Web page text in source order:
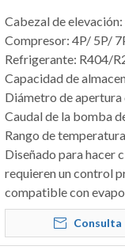
Cabezal de elevación:
Compresor: 4P/ 5P/
Refrigerante: R404/
Capacidad de
Diámetro de apertura
Caudal de la bomba
Rango de
Diseñado para hacer
requieren un control
compatible con
Consulta